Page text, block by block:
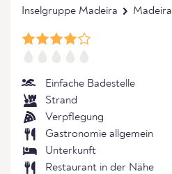
Inselgruppe Madeira Madeira
Einfache Badestelle
Strand
Verpflegung
Gastronomie allgemein
Unterkunft
Restaurant in der Nähe